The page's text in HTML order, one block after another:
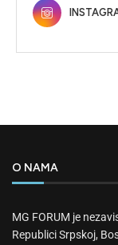
O NAMA
MG FORUM je
Republici Srpskoj,